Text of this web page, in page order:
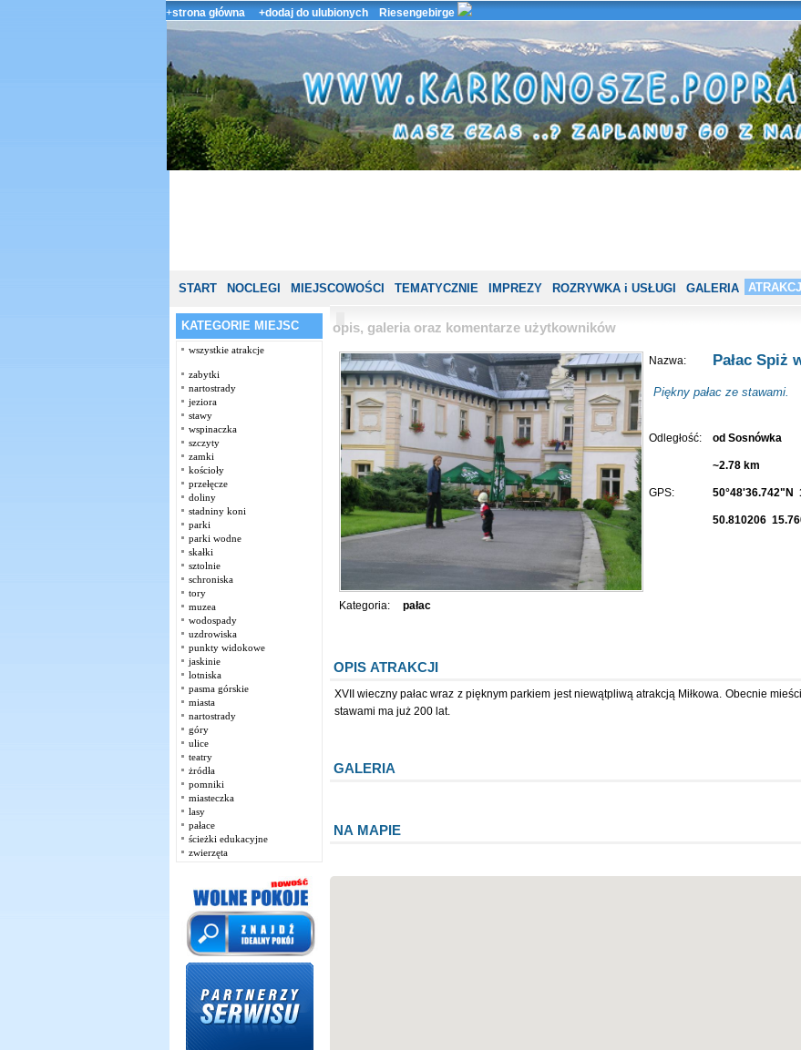
+strona główna +dodaj do ulubionych Riesengebirge
START NOCLEGI MIEJSCOWOŚCI TEMATYCZNIE IMPREZY ROZRYWKA i USŁUGI GALERIA
KATEGORIE MIEJSC
wszystkie atrakcje
zabytki
nartostrady
jeziora
stawy
wspinaczka
szczyty
zamki
kościoły
przełęcze
doliny
stadniny koni
parki
parki wodne
skałki
sztolnie
schroniska
tory
muzea
wodospady
uzdrowiska
punkty widokowe
jaskinie
lotniska
pasma górskie
miasta
nartostrady
góry
ulice
teatry
żródła
pomniki
miasteczka
lasy
pałace
ścieżki edukacyjne
zwierzęta
opis, galeria oraz komentarze użytkowników
Nazwa: Pałac Spiż
Piękny pałac ze stawami.
Odległość: od Sosnówka
~2.78 km
GPS: 50°48'36.742"N
50.810206
Kategoria: pałac
OPIS ATRAKCJI
XVII wieczny pałac wraz z pięknym parkiem jest niewątpliwą atrakcją Miłkowa. Obecnie
stawami ma już 200 lat.
GALERIA
NA MAPIE